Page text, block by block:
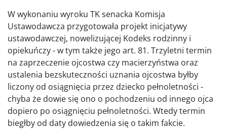
W wykonaniu wyroku TK senacka Komisja
Ustawodawcza przygotowała projekt inicjatywy
ustawodawczej, nowelizującej Kodeks rodzinny i
opiekuńczy - w tym także jego art. 81. Trzyletni termin
na zaprzeczenie ojcostwa czy macierzyństwa oraz
ustalenia bezskuteczności uznania ojcostwa byłby
liczony od osiągnięcia przez dziecko pełnoletności -
chyba że dowie się ono o pochodzeniu od innego ojca
dopiero po osiągnięciu pełnoletności. Wtedy termin
biegłby od daty dowiedzenia się o takim fakcie.